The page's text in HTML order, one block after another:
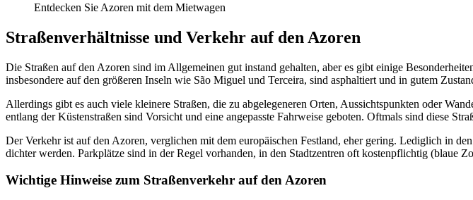
Entdecken Sie Azoren mit dem Mietwagen
Straßenverhältnisse und Verkehr auf den Azoren
Die Straßen auf den Azoren sind im Allgemeinen gut instand gehalten, aber es gibt einige
insbesondere auf den größeren Inseln wie São Miguel und Terceira, sind asphaltiert und in gutem
Allerdings gibt es auch viele kleinere Straßen, die zu abgelegeneren Orten, Aussichtspunkten oder
entlang der Küstenstraßen sind Vorsicht und eine angepasste Fahrweise geboten. Oftmals sind diese
Der Verkehr ist auf den Azoren, verglichen mit dem europäischen Festland, eher gering. Lediglich in
dichter werden. Parkplätze sind in der Regel vorhanden, in den Stadtzentren oft kostenpflichtig (blaue
Wichtige Hinweise zum Straßenverkehr auf den Azoren